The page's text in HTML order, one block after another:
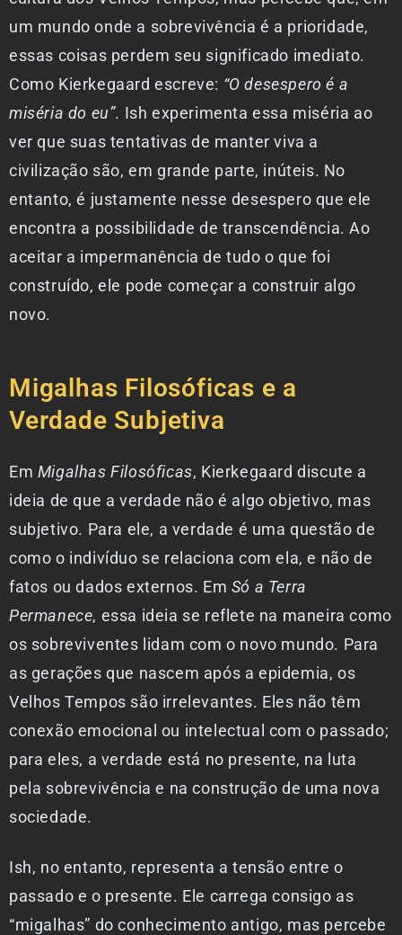
um mundo onde a sobrevivência é a prioridade,
essas coisas perdem seu significado imediato.
Como Kierkegaard escreve: “O desespero é a
miséria do eu”. Ish experimenta essa miséria ao
ver que suas tentativas de manter viva a
civilização são, em grande parte, inúteis. No
entanto, é justamente nesse desespero que ele
encontra a possibilidade de transcendência. Ao
aceitar a impermanência de tudo o que foi
construído, ele pode começar a construir algo
novo.
Migalhas Filosóficas e a
Verdade Subjetiva
Em Migalhas Filosóficas, Kierkegaard discute a
ideia de que a verdade não é algo objetivo, mas
subjetivo. Para ele, a verdade é uma questão de
como o indivíduo se relaciona com ela, e não de
fatos ou dados externos. Em Só a Terra
Permanece, essa ideia se reflete na maneira como
os sobreviventes lidam com o novo mundo. Para
as gerações que nascem após a epidemia, os
Velhos Tempos são irrelevantes. Eles não têm
conexão emocional ou intelectual com o passado;
para eles, a verdade está no presente, na luta
pela sobrevivência e na construção de uma nova
sociedade.
Ish, no entanto, representa a tensão entre o
passado e o presente. Ele carrega consigo as
“migalhas” do conhecimento antigo, mas percebe